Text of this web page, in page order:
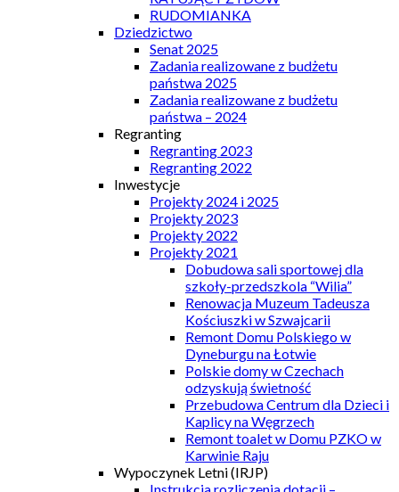
RUDOMIANKA
Dziedzictwo
Senat 2025
Zadania realizowane z budżetu
państwa 2025
Zadania realizowane z budżetu
państwa – 2024
Regranting
Regranting 2023
Regranting 2022
Inwestycje
Projekty 2024 i 2025
Projekty 2023
Projekty 2022
Projekty 2021
Dobudowa sali sportowej dla
szkoły-przedszkola “Wilia”
Renowacja Muzeum Tadeusza
Kościuszki w Szwajcarii
Remont Domu Polskiego w
Dyneburgu na Łotwie
Polskie domy w Czechach
odzyskują świetność
Przebudowa Centrum dla Dzieci i
Kaplicy na Węgrzech
Remont toalet w Domu PZKO w
Karwinie Raju
Wypoczynek Letni (IRJP)